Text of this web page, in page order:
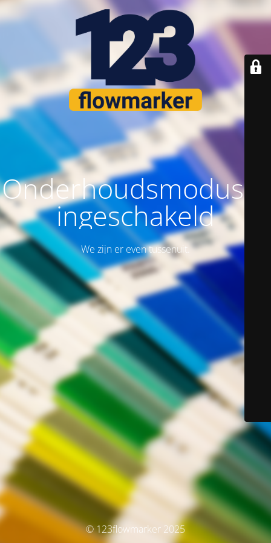
Onderhoudsmodus is
ingeschakeld
We zijn er even tussenuit.
© 123flowmarker 2025